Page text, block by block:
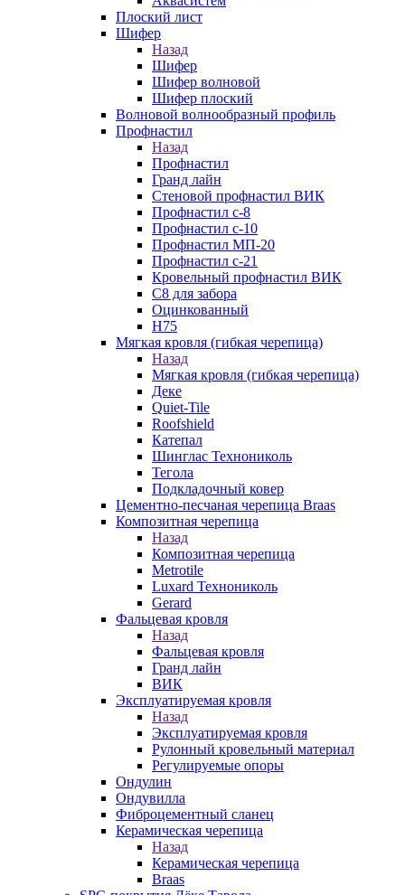
Плоский лист
Шифер
Назад
Шифер
Шифер волновой
Шифер плоский
Волновой волнообразный профиль
Профнастил
Назад
Профнастил
Гранд лайн
Стеновой профнастил ВИК
Профнастил с-8
Профнастил с-10
Профнастил МП-20
Профнастил с-21
Кровельный профнастил ВИК
С8 для забора
Оцинкованный
Н75
Мягкая кровля (гибкая черепица)
Назад
Мягкая кровля (гибкая черепица)
Деке
Quiet-Tile
Roofshield
Катепал
Шинглас Технониколь
Тегола
Подкладочный ковер
Цементно-песчаная черепица Braas
Композитная черепица
Назад
Композитная черепица
Metrotile
Luxard Технониколь
Gerard
Фальцевая кровля
Назад
Фальцевая кровля
Гранд лайн
ВИК
Эксплуатируемая кровля
Назад
Эксплуатируемая кровля
Рулонный кровельный материал
Регулируемые опоры
Ондулин
Ондувилла
Фиброцементный сланец
Керамическая черепица
Назад
Керамическая черепица
Braas